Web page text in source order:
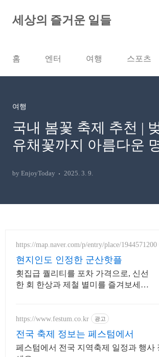
세상의 즐거운 일들
홈 엔터 여행 스포츠
여행
국내 봄꽃 축제 추천 |
유채꽃까지 아름다운
by EnjoyToday 2025. 3. 9.
https://map.naver.com/p/entry/place/1944571200
현지인도 인정한 군산핫플
횟집급 퀄리티를 포차 가격으로, 신선
한 회 한상과 제철 별미를 즐겨보세요.
https://www.festum.co.kr 광고
전국 축제 정보는 페스텀에서
페스텀에서 전국 지역축제 일정과 행사